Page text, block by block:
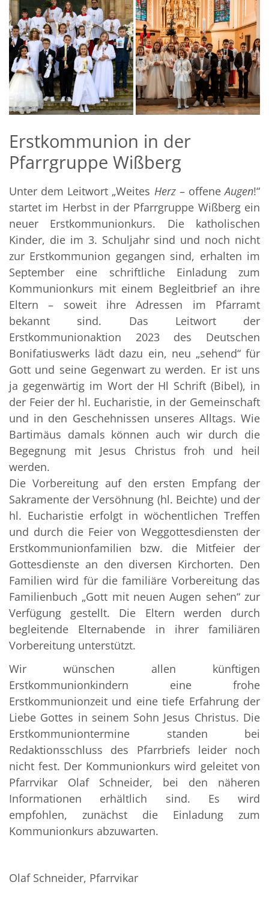
Erstkommunion in der
Pfarrgruppe Wißberg
Unter dem Leitwort „Weites Herz– offeneAugen!“
startet im Herbst in der Pfarrgruppe Wißberg ein
neuer Erstkommunionkurs. Die katholischen
Kinder, die im 3. Schuljahr sind und noch nicht
zur Erstkommunion gegangen sind, erhalten im
September eine schriftliche Einladung zum
Kommunionkurs mit einem Begleitbrief an ihre
Eltern – soweit ihre Adressen im Pfarramt
bekannt sind. Das Leitwort der
Erstkommunionaktion 2023 des Deutschen
Bonifatiuswerks lädt dazu ein, neu „sehend“ für
Gott und seine Gegenwart zu werden. Er ist uns
ja gegenwärtig im Wort der Hl Schrift (Bibel), in
der Feier der hl. Eucharistie, in der Gemeinschaft
und in den Geschehnissen unseres Alltags. Wie
Bartimäus damals können auch wir durch die
Begegnung mit Jesus Christus froh und heil
werden.
Die Vorbereitung auf den ersten Empfang der
Sakramente der Versöhnung (hl. Beichte) und der
hl. Eucharistie erfolgt in wöchentlichen Treffen
und durch die Feier von Weggottesdiensten der
Erstkommunionfamilien bzw. die Mitfeier der
Gottesdienste an den diversen Kirchorten. Den
Familien wird für die familiäre Vorbereitung das
Familienbuch „Gott mit neuen Augen sehen“ zur
Verfügung gestellt. Die Eltern werden durch
begleitende Elternabende in ihrer familiären
Vorbereitung unterstützt.
Wir wünschen allen künftigen
Erstkommunionkindern eine frohe
Erstkommunionzeit und eine tiefe Erfahrung der
Liebe Gottes in seinem Sohn Jesus Christus. Die
Erstkommuniontermine standen bei
Redaktionsschluss des Pfarrbriefs leider noch
nicht fest. Der Kommunionkurs wird geleitet von
Pfarrvikar Olaf Schneider, bei den näheren
Informationen erhältlich sind. Es wird
empfohlen, zunächst die Einladung zum
Kommunionkurs abzuwarten.
Olaf Schneider, Pfarrvikar